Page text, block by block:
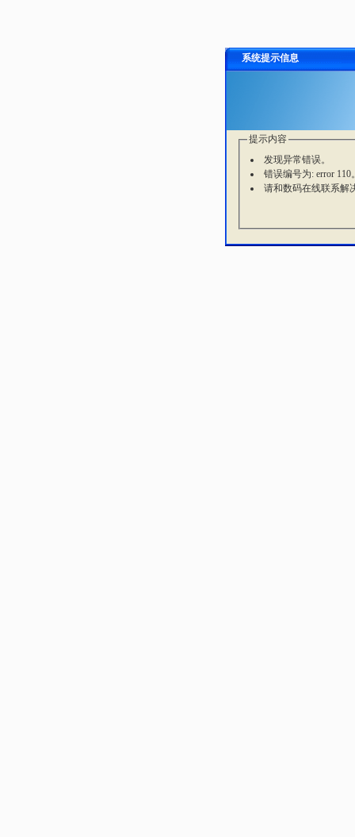
系统提示信息
提示内容
发现异常错误。
错误编号为: error 110
请和数码在线联系解